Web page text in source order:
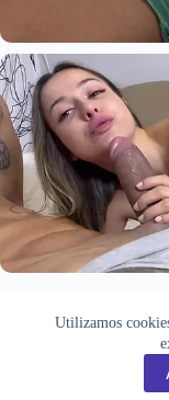
Utilizamos
Todas las imágenes
recopila y muestra
desea solicitar la